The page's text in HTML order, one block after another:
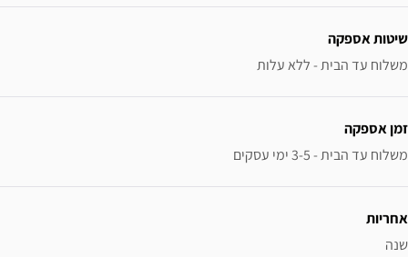
שיטות אספקה
משלוח עד הבית - ללא עלות
זמן אספקה
משלוח עד הבית - 3-5 ימי עסקים
אחריות
שנה